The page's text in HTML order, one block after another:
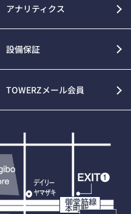
アナリティクス
設備保証
TOWERZメール会員